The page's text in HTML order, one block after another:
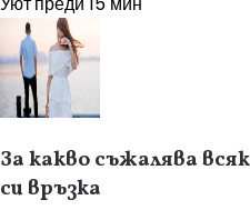
За какво съжалява
си връзка